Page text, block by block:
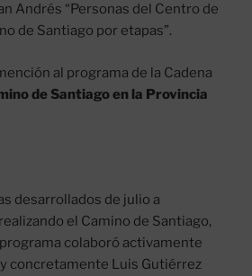
Andrés “Personas del Centro de
de Santiago por etapas”.
al programa de la Cadena
de Santiago en la Provincia
desarrollados de julio a
el Camino de Santiago,
colaboró activamente
concretamente Luis Gutiérrez